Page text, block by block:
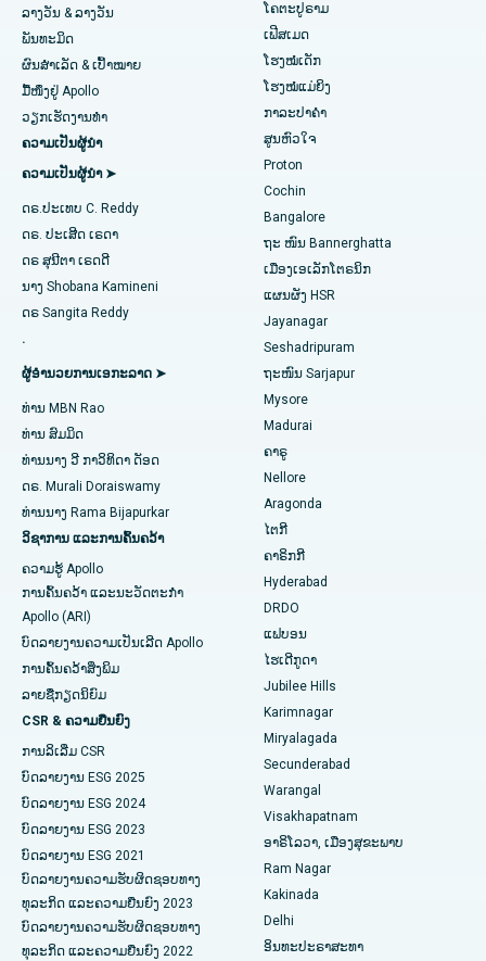
ຊອກຫາແພດຜິວໜັງ
ຊອກຫາແພດຊ່ຽວຊານດ້ານລະບົບທາງເດີນ
ປັດສະວະ
ຊອກຫາແພດຜູ້ຊ່ຽວຊານດ້ານພະຍາດເບົາຫວານ
ຊອກຫາແພດຊ່ຽວຊານດ້ານພະຍາດຍິງ
ຊອກຫານັກຈິດຕະວິທະຍາ
ຊອກຫາແພດຜ່າຕັດທົ່ວໄປ
ໂຮງໝໍທີ່ດີທີ່ສຸດໃນ Kotturpuram, Chennai
ໂຮງຫມໍທີ່ດີທີ່ສຸດໃນຖະຫນົນ Kovai, Karur
ໂຮງໝໍທີ່ດີທີ່ສຸດໃນ Karapakkam, Chennai
ໂຮງໝໍທີ່ດີທີ່ສຸດໃນ Arilova, Vizag
ໂຮງໝໍທີ່ດີທີ່ສຸດໃນ Kanpur Road, Lucknow
ໂຮງໝໍທີ່ດີທີ່ສຸດໃນເຂດ 26, Noida
ໂຮງໝໍທີ່ດີທີ່ສຸດໃນ Gandhinagar, Ahmedabad
ໂຮງໝໍທີ່ດີທີ່ສຸດໃນ Aragonda, Andhra Pradesh
ໂຮງໝໍທີ່ດີທີ່ສຸດໃນຖະໜົນ Bannerghatta, Bangalore
ໂຮງໝໍທີ່ດີທີ່ສຸດໃນໜ່ວຍທີ 15, Bhubaneswar
ໂຮງໝໍທີ່ດີທີ່ສຸດໃນຖະໜົນ Seepat, Bilaspur
ໂຮງໝໍທີ່ດີທີ່ສຸດໃນ Ellisbridge, Ahmedabad
ໂຮງໝໍທີ່ດີທີ່ສຸດໃນນິວເດລີ
ໂຮງໝໍທີ່ດີທີ່ສຸດໃນ DRDO, Hyderabad
ໂຮງໝໍທີ່ດີທີ່ສຸດໃນ GS Road, Guwahati
ໂຮງໝໍທີ່ດີທີ່ສຸດໃນ Hyderguda, Hyderabad
ໂຮງໝໍທີ່ດີທີ່ສຸດໃນ Vijay Nagar, Indore
ໂຮງໝໍທີ່ດີທີ່ສຸດໃນ Suryaraopeta Main Road, Kakinada
ໂຮງໝໍທີ່ດີທີ່ສຸດໃນ Canal Circular Road, Kolkata
ໂຮງໝໍທີ່ດີທີ່ສຸດໃນ CBD Belapur, Navi Mumbai
ໂຮງໝໍທີ່ດີທີ່ສຸດໃນ Panchavati, Nashik
ໂຮງໝໍທີ່ດີທີ່ສຸດໃນ Secunderabad, Hyderabad
liposuction
Coronary Angiogram
Transcatheter Aortic Valve ປ່ຽນແທນ
ສ້ອມແປງວາວ MitraClip
ການຜ່າຕັດຫົວໃຈແບບຮຸກຮານໜ້ອຍສຸດ
catheter Ablation
ການຜ່າຕັດຟື້ນຟູ ACL
ການປ່ຽນແທນບ່າໄຫລ່
Ablation Endometrial
ເສັ້ນເລືອດແດງຂອງມົດລູກ
ການຜ່າຕັດໄຂ່ຫຼັງ
ການຜ່າຕັດມະເຮັງເຕົ້ານົມ
ການປິ່ນປົວໂຣກຜີວ ໜັງ
Colonoscopy
Polypectomy
ການກະຕຸ້ນສະຫມອງເລິກ
ການກວດລ້າງຊ່ອງຄອດ
ການກວດຮ່າງກາຍຂອງຫມາກໄຂ່ຫຼັງ
Parathyroidectomy
ເຊລາມິກການທົດແທນຫົວເຂົ່າທັງຫມົດ
ERCP
ລາງວັນ & ລາງວັນ
ພັນທະມິດ
ຜົນສຳເລັດ & ເປົ້າໝາຍ
ມື້ໜຶ່ງຢູ່ Apollo
ວຽກເຮັດງານທໍາ
ຄວາມເປັນຜູ້ນໍາ
ຄວາມເປັນຜູ້ນໍາ ➤
ດຣ.ປະເທບ C. Reddy
ດຣ. ປະເສີດ ເຣດາ
ດຣ ສຸນີຕາ ເຣດດີ
ນາງ Shobana Kamineni
ດຣ Sangita Reddy
.
ຜູ້ອໍານວຍການເອກະລາດ ➤
ທ່ານ MBN Rao
ທ່ານ ສົມມິດ
ທ່ານ​ນາງ ວີ ກາ​ວິ​ທິ​ດາ ດັອດ
ດຣ. Murali Doraiswamy
ທ່ານ​ນາງ Rama Bijapurkar
ວິຊາການ ແລະການຄົ້ນຄວ້າ
ຄວາມຮູ້ Apollo
ການຄົ້ນຄວ້າ ແລະນະວັດຕະກໍາ
Apollo (ARI)
ບົດລາຍງານຄວາມເປັນເລີດ Apollo
ການຄົ້ນຄວ້າສິ່ງພິມ
ລາຍຊື່ກຽດນິຍົມ
CSR & ຄວາມຍືນຍົງ
ການລິເລີ່ມ CSR
ບົດລາຍງານ ESG 2025
ບົດລາຍງານ ESG 2024
ບົດລາຍງານ ESG 2023
ບົດລາຍງານ ESG 2021
ບົດລາຍງານຄວາມຮັບຜິດຊອບທາງ
ທຸລະກິດ ແລະຄວາມຍືນຍົງ 2023
ບົດລາຍງານຄວາມຮັບຜິດຊອບທາງ
ທຸລະກິດ ແລະຄວາມຍືນຍົງ 2022
ໂຄຕະປູຣາມ
ເຟີສເມດ
ໂຮງໝໍເດັກ
ໂຮງໝໍແມ່ຍິງ
ກາລະປາຄຳ
ສູນຫົວໃຈ
Proton
Cochin
Bangalore
ຖະ ໜົນ Bannerghatta
ເມືອງເອເລັກໂຕຣນິກ
ແຜນຜັງ HSR
Jayanagar
Seshadripuram
ຖະໜົນ Sarjapur
Mysore
Madurai
ຄາຣູ
Nellore
Aragonda
ໄຕກີ
ຄາຣິກກີ
Hyderabad
DRDO
ແຟບອນ
ໄຮເດີກູດາ
Jubilee Hills
Karimnagar
Miryalagada
Secunderabad
Warangal
Visakhapatnam
ອາຣິໂລວາ, ເມືອງສຸຂະພາບ
Ram Nagar
Kakinada
Delhi
ອິນທະປະຣາສະທາ